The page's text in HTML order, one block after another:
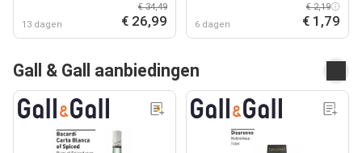
13 dagen
€ 34,49
€ 26,99 6 dagen
€ 2,19
€ 1,79
Gall & Gall aanbiedingen